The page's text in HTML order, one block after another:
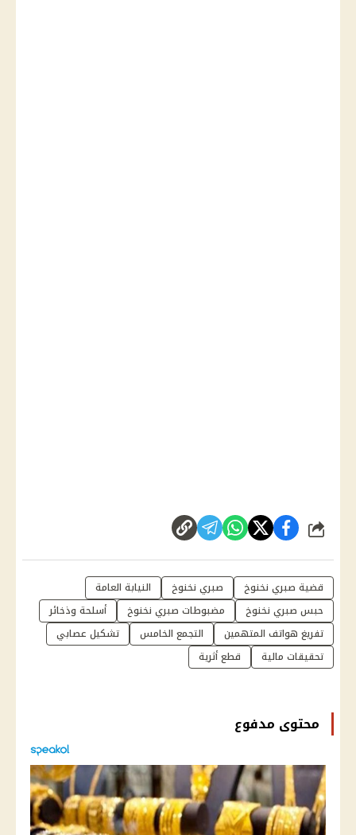
شارك
قضية صبري نخنوخ صبري نخنوخ
النيابة العامة
حبس صبري نخنوخ
مضبوطات صبري نخنوخ
أسلحة وذخائر
تفريغ هواتف المتهمين
التجمع الخامس
تشكيل عصابي
تحقيقات مالية
قطع أثرية
محتوى مدفوع